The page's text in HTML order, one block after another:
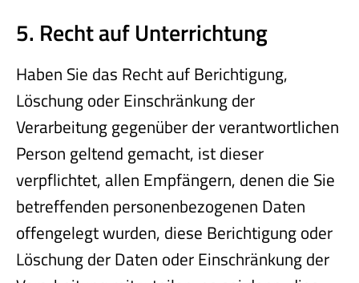
5. Recht auf Unterrichtung
Haben Sie das Recht auf Berichtigung,
Löschung oder Einschränkung der
Verarbeitung gegenüber der verantwortlichen
Person geltend gemacht, ist dieser
verpflichtet, allen Empfängern, denen die Sie
betreffenden personenbezogenen Daten
offengelegt wurden, diese Berichtigung oder
Löschung der Daten oder Einschränkung der